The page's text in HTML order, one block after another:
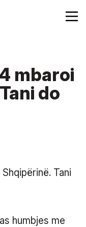
mbaroi
do
humbjes me